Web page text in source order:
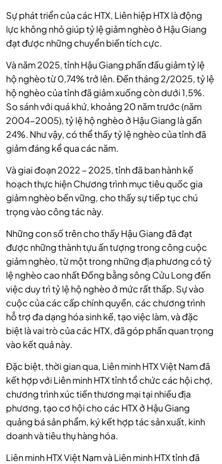
Sự phát triển của các HTX, Liên hiệp HTX là động
lực không nhỏ giúp tỷ lệ giảm nghèo ở Hậu Giang
đạt được những chuyển biến tích cực.
Và năm 2025, tỉnh Hậu Giang phấn đấu giảm tỷ lệ
hộ nghèo từ 0,74% trở lên. Đến tháng 2/2025, tỷ lệ
hộ nghèo của tỉnh đã giảm xuống còn dưới 1,5%.
So sánh với quá khứ, khoảng 20 năm trước (năm
2004-2005), tỷ lệ hộ nghèo ở Hậu Giang là gần
24%. Như vậy, có thể thấy tỷ lệ nghèo của tỉnh đã
giảm đáng kể qua các năm.
Và giai đoạn 2022 – 2025, tỉnh đã ban hành kế
hoạch thực hiện Chương trình mục tiêu quốc gia
giảm nghèo bền vững, cho thấy sự tiếp tục chú
trọng vào công tác này.
Những con số trên cho thấy Hậu Giang đã đạt
được những thành tựu ấn tượng trong công cuộc
giảm nghèo, từ một trong những địa phương có tỷ
lệ nghèo cao nhất Đồng bằng sông Cửu Long đến
việc duy trì tỷ lệ hộ nghèo ở mức rất thấp. Sự vào
cuộc của các cấp chính quyền, các chương trình
hỗ trợ đa dạng hóa sinh kế, tạo việc làm, và đặc
biệt là vai trò của các HTX, đã góp phần quan trọng
vào kết quả này.
Đặc biệt, thời gian qua, Liên minh HTX Việt Nam đã
kết hợp với Liên minh HTX tỉnh tổ chức các hội chợ,
chương trình xúc tiến thương mại tại nhiều địa
phương, tạo cơ hội cho các HTX ở Hậu Giang
quảng bá sản phẩm, ký kết hợp tác sản xuất, kinh
doanh và tiêu thụ hàng hóa.
Liên minh HTX Việt Nam và Liên minh HTX tỉnh đã